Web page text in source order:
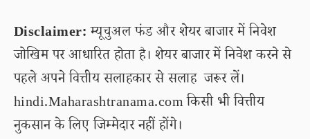
Disclaimer:म्यूचुअल फंड और शेयर बाजार में निवेश
जोखिम पर आधारित होता है। शेयर बाजार में निवेश करने से
पहले अपने वित्तीय सलाहकार से सलाह जरूर लें।
hindi.Maharashtranama.com किसी भी वित्तीय
नुकसान के लिए जिम्मेदार नहीं होंगे।